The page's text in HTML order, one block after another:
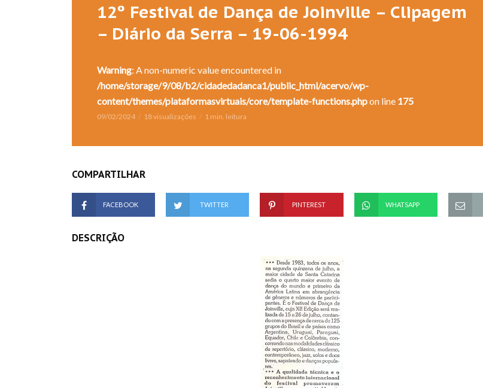
12º Festival de Dança de Joinville – Clipagem
– Diário da Serra – 19-06-1994
Warning: A non-numeric value encountered in
/home/storage/9/08/b2/cidadedadanca1/public_html/acervo/wp-
content/themes/plataformasvirtuais/core/template-functions.phpon line 175
09/02/2024 18 visualizações 1 min. leitura
COMPARTILHAR
FACEBOOK TWITTER PINTEREST WHATSAPP
DESCRIÇÃO